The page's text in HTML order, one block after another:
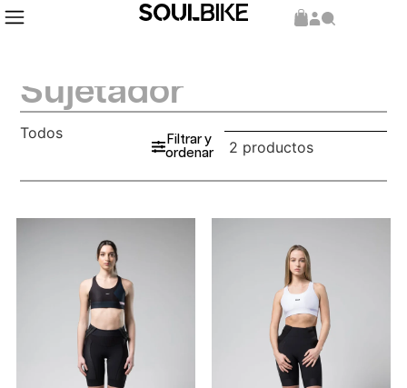
Sujetador
Todos
Filtrar y
ordenar
2 productos